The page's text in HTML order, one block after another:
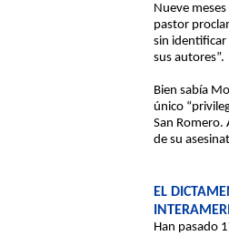
Nueve
pastor
sin identificar
sus autores”.
Bien sabía
único
San Romero.
de su
EL
Han pasado